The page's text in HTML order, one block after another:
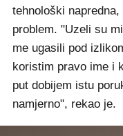
tehnološki
problem. "Uzeli su
me ugasili pod
koristim pravo ime i
put dobijem istu
namjerno", rekao je.